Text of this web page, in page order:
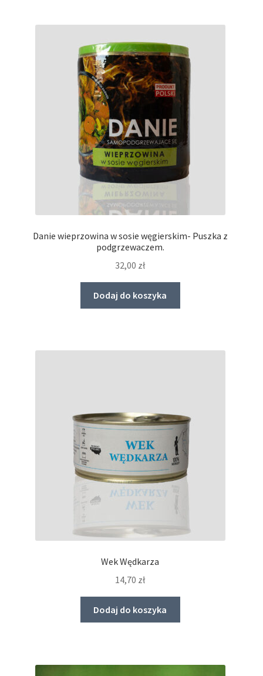
Danie wieprzowina w sosie węgierskim- Puszka z
podgrzewaczem.
32,00 zł
Dodaj do koszyka
Wek Wędkarza
14,70 zł
Dodaj do koszyka